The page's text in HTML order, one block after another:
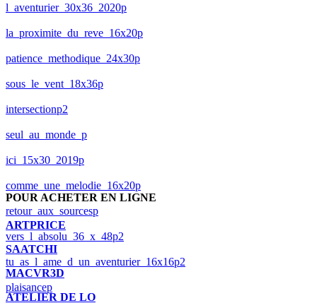
l_aventurier_30x36_2020p
la_proximite_du_reve_16x20p
patience_methodique_24x30p
sous_le_vent_18x36p
intersectionp2
seul_au_monde_p
ici_15x30_2019p
comme_une_melodie_16x20p
retour_aux_sourcesp
vers_l_absolu_36_x_48p2
tu_as_l_ame_d_un_aventurier_16x16p2
plaisancep
POUR ACHETER EN LIGNE
ARTPRICE
SAATCHI
MACVR3D
ATELIER DE LO